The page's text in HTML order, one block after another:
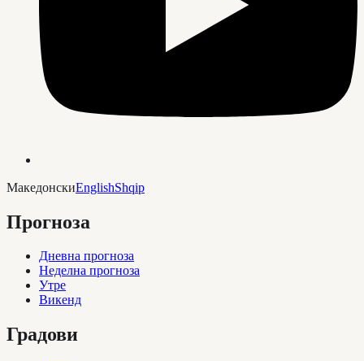
МакедонскиEnglishShqip
Прогноза
Дневна прогноза
Неделна прогноза
Утре
Викенд
Градови